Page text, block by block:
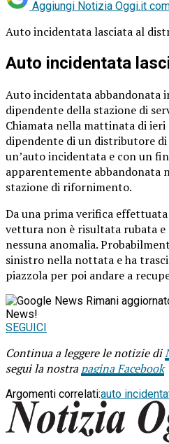
Aggiungi Notizia Oggi.it
Auto incidentata lasciata al
Auto incidentata
Auto incidentata abbandonata
dipendente della stazione di
Chiamata nella mattinata di
dipendente di un distributore di
un’auto incidentata e con un
apparentemente abbandonata
stazione di rifornimento.
Da una prima verifica
vettura non è risultata rubata
nessuna anomalia.
sinistro nella nottata e ha
piazzola per poi andare a
Rimani
News!
SEGUICI
Continua a leggere le notizie di
segui la nostrapagina Facebook
Argomenti correlati:auto